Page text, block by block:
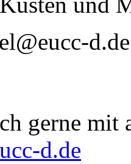
d.de
gerne mit
d.de